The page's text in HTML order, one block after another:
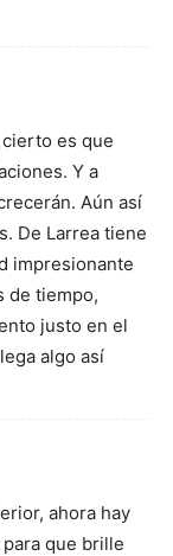
es que
Y a
Aún así
De Larrea tiene
impresionante
de tiempo,
justo en el
algo así
ahora hay
que brille